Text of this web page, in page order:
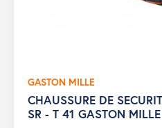
GASTON MILLE
CHAUSSURE DE
SR - T 41 GASTON MILLE